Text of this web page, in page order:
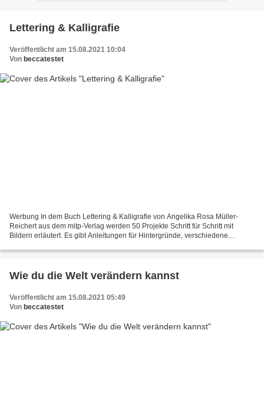
Lettering & Kalligrafie
Veröffentlicht am 15.08.2021 10:04
Von beccatestet
Werbung In dem Buch Lettering & Kalligrafie von Angelika Rosa Müller-
Reichert aus dem mitp-Verlag werden 50 Projekte Schritt für Schritt mit
Bildern erläutert. Es gibt Anleitungen für Hintergründe, verschiedene
Wie du die Welt verändern kannst
Veröffentlicht am 15.08.2021 05:49
Von beccatestet